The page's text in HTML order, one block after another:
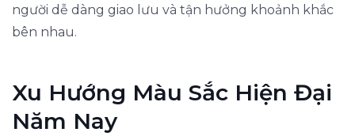
người dễ dàng giao lưu và tận hưởng khoảnh khắc
bên nhau.
Xu Hướng Màu Sắc Hiện Đại
Năm Nay